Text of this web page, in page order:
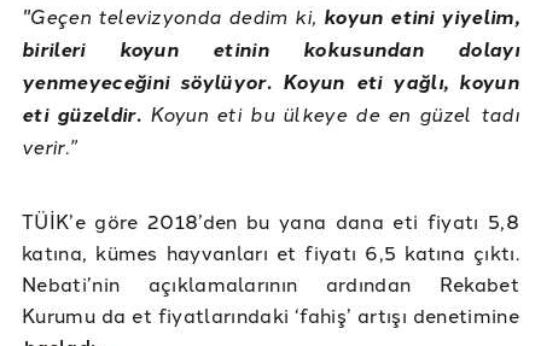
"Geçen televizyonda dedim ki, koyun etini yiyelim,
birileri koyun etinin kokusundan dolayı
yenmeyeceğini söylüyor. Koyun eti yağlı, koyun
eti güzeldir. Koyun eti bu ülkeye de en güzel tadı
verir.”
TÜİK’e göre 2018’den bu yana dana eti fiyatı 5,8
katına, kümes hayvanları et fiyatı 6,5 katına çıktı.
Nebati’nin açıklamalarının ardından Rekabet
Kurumu da et fiyatlarındaki ‘fahiş’ artışı denetimine